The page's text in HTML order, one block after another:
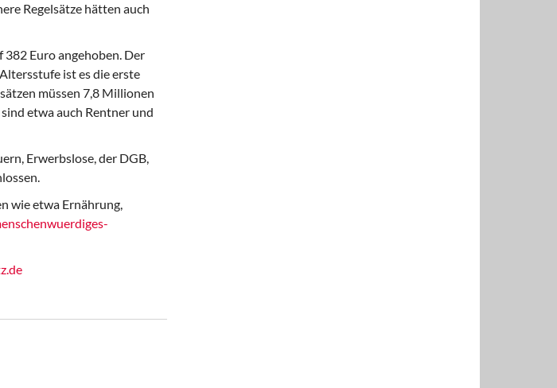
Regelsätze hätten auch
382 Euro angehoben. Der
ist es die erste
müssen 7,8 Millionen
etwa auch Rentner und
Erwerbslose, der DGB,
wie etwa Ernährung,